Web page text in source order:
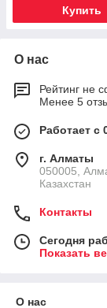
Купить
О нас
Рейтинг не
Менее 5
Работает с
г. Алматы
050005,
Казахстан
Контакты
Сегодня
Показать
О нас